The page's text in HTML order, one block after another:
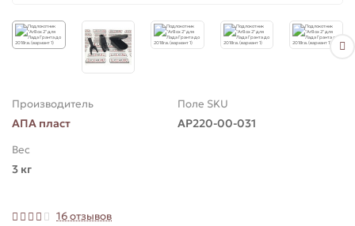
Производитель
АПА пласт
Поле SKU
АР220-00-031
Вес
3 кг
16 отзывов